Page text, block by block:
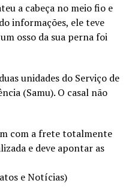
a cabeça no meio fio e
informações, ele teve
osso da sua perna foi
unidades do Serviço de
(Samu). O casal não
com a frete totalmente
e deve apontar as
e Notícias)